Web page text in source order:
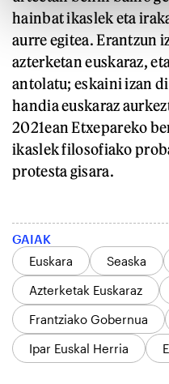
hainbat ikaslek eta
aurre egitea. Erantzun
azterketan euskaraz,
antolatu; eskaini izan
handia euskaraz
2021ean Etxepareko
ikaslek filosofiako
protesta gisara.
GAIAK
Euskara
Seaska
Azterketak Euskaraz
Frantziako Gobernua
Ipar Euskal Herria